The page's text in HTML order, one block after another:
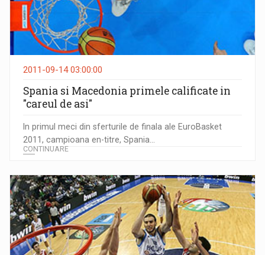
2011-09-14 03:00:00
Spania si Macedonia primele calificate in
"careul de asi"
In primul meci din sferturile de finala ale EuroBasket
2011, campioana en-titre, Spania...
CONTINUARE